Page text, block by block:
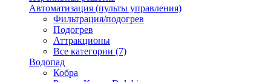
Автоматизация (пульты управления)
Фильтрация/подогрев
Подогрев
Аттракционы
Все категории (7)
Водопад
Кобра